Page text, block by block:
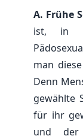
A. Frühe
ist, in
man
Denn
gewählte
für ihr
und der